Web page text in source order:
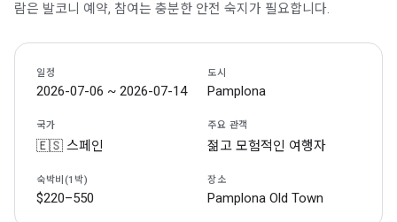
람은 발코니 예약, 참여는 충분한 안전 숙지가 필요합니다.
일정
2026-07-06 ~ 2026-07-14
도시
Pamplona
국가
🇪🇸 스페인
주요 관객
젊고 모험적인 여행자
숙박비(1박)
$220–550
장소
Pamplona Old Town